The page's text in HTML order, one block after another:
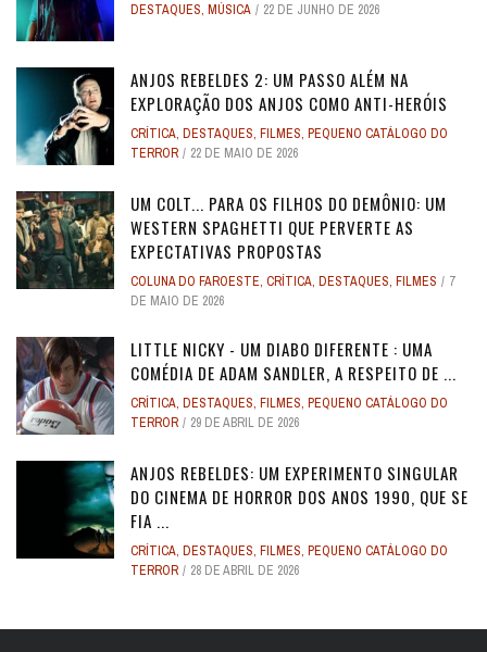
DESTAQUES, MÚSICA 22 DE JUNHO DE 2026
ANJOS REBELDES 2: UM PASSO ALÉM NA
EXPLORAÇÃO DOS ANJOS COMO ANTI-HERÓIS
CRÍTICA, DESTAQUES, FILMES, PEQUENO CATÁLOGO DO
TERROR
22 DE MAIO DE 2026
UM COLT... PARA OS FILHOS DO DEMÔNIO: UM
WESTERN SPAGHETTI QUE PERVERTE AS
EXPECTATIVAS PROPOSTAS
COLUNA DO FAROESTE, CRÍTICA, DESTAQUES, FILMES
7
DE MAIO DE 2026
LITTLE NICKY - UM DIABO DIFERENTE : UMA
COMÉDIA DE ADAM SANDLER, A RESPEITO DE ...
CRÍTICA, DESTAQUES, FILMES, PEQUENO CATÁLOGO DO
TERROR
29 DE ABRIL DE 2026
ANJOS REBELDES: UM EXPERIMENTO SINGULAR
DO CINEMA DE HORROR DOS ANOS 1990, QUE SE
FIA ...
CRÍTICA, DESTAQUES, FILMES, PEQUENO CATÁLOGO DO
TERROR
28 DE ABRIL DE 2026